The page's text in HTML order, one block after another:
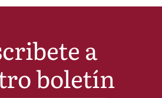
a
boletín